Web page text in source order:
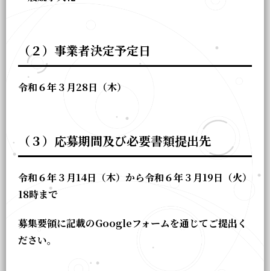
（２）事業者決定予定日
令和６年３月28日（木）
（３）応募期間及び必要書類提出先
令和６年３月14日（木）から令和６年３月19日（火）
18時まで
募集要領に記載のGoogleフォームを通じてご提出く
ださい。